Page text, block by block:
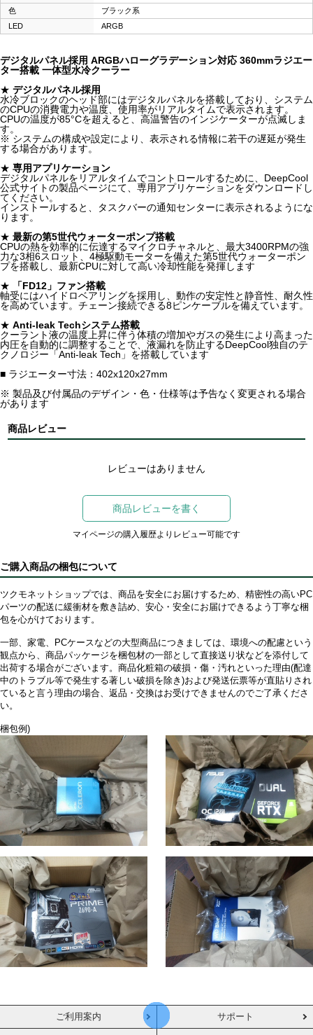
色
ブラック系
LED
ARGB
デジタルパネル採用 ARGBハローグラデーション対応 360mmラジエー
ター搭載 一体型水冷クーラー
★ デジタルパネル採用
水冷ブロックのヘッド部にはデジタルパネルを搭載しており、システム
のCPUの消費電力や温度、使用率がリアルタイムで表示されます。
CPUの温度が85°Cを超えると、高温警告のインジケーターが点滅しま
す。
※ システムの構成や設定により、表示される情報に若干の遅延が発生
する場合があります。
★ 専用アプリケーション
デジタルパネルをリアルタイムでコントロールするために、DeepCool
公式サイトの製品ページにて、専用アプリケーションをダウンロードし
てください。
インストールすると、タスクバーの通知センターに表示されるようにな
ります。
★ 最新の第5世代ウォーターポンプ搭載
CPUの熱を効率的に伝達するマイクロチャネルと、最大3400RPMの強
力な3相6スロット、4極駆動モーターを備えた第5世代ウォーターポン
プを搭載し、最新CPUに対して高い冷却性能を発揮します
★
「FD12」ファン搭載
軸受にはハイドロベアリングを採用し、動作の安定性と静音性、耐久性
を高めています。チェーン接続できる8ピンケーブルを備えています。
★ Anti-leak Techシステム搭載
クーラント液の温度上昇に伴う体積の増加やガスの発生により高まった
内圧を自動的に調整することで、液漏れを防止するDeepCool独自のテ
クノロジー「Anti-leak Tech」を搭載しています
■ ラジエーター寸法：402x120x27mm
※ 製品及び付属品のデザイン・色・仕様等は予告なく変更される場合
があります
商品レビュー
レビューはありません
商品レビューを書く
マイページの購入履歴よりレビュー可能です
ご購入商品の梱包について
ツクモネットショップでは、商品を安全にお届けするため、精密性の高いPC
パーツの配送に緩衝材を敷き詰め、安心・安全にお届けできるよう丁寧な梱
包を心がけております。
一部、家電、PCケースなどの大型商品につきましては、環境への配慮という
観点から、商品パッケージを梱包材の一部として直接送り状などを添付して
出荷する場合がございます。商品化粧箱の破損・傷・汚れといった理由(配達
中のトラブル等で発生する著しい破損を除き)および発送伝票等が直貼りされ
ていると言う理由の場合、返品・交換はお受けできませんのでご了承くださ
い。
梱包例)
ご利用案内 サポート